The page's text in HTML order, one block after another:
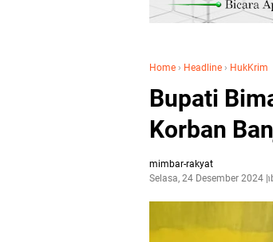
Home › Headline › HukKrim
Bupati
Korban
mimbar-rakyat
Selasa, 24 Desember 2024